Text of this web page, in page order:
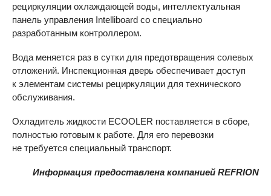
рециркуляции охлаждающей воды, интеллектуальная
панель управления Intelliboard со специально
разработанным контроллером.
Вода меняется раз в сутки для предотвращения солевых
отложений. Инспекционная дверь обеспечивает доступ
к элементам системы рециркуляции для технического
обслуживания.
Охладитель жидкости ECOOLER поставляется в сборе,
полностью готовым к работе. Для его перевозки
не требуется специальный транспорт.
Информация предоставлена компанией REFRION